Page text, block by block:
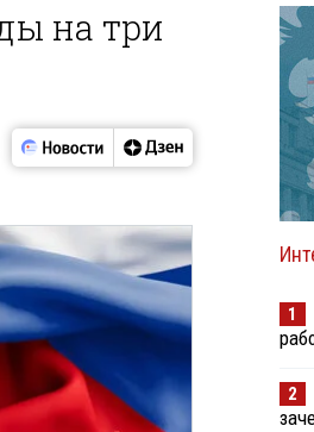
на три
1
2